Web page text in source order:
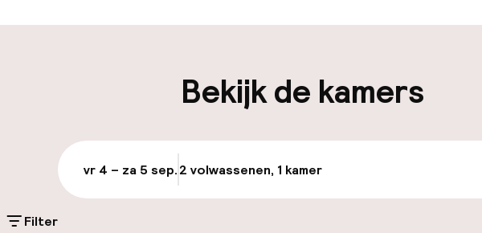
Vroeg uitchecken mogelijk
Parkeren & mobiliteit
Parkeergelegenheid op eigen
terrein (buiten)
DKK 320,00 per dag
Oplaadpunt
locatie
Bekijk de kamers
vr 4 – za 5 sep.2 volwassenen, 1 kamer
Filter